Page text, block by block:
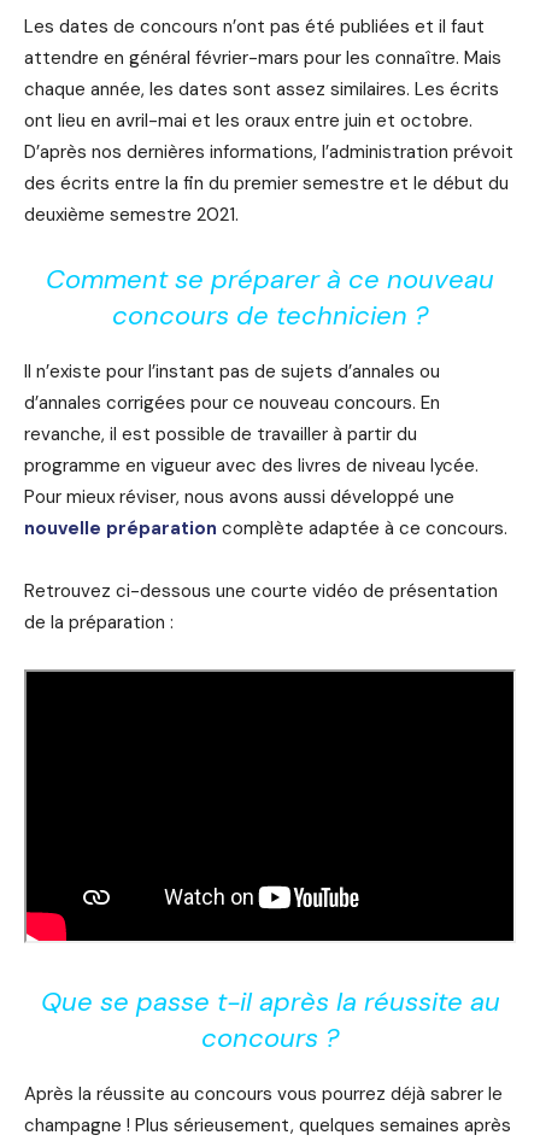
Les dates de concours n’ont pas été publiées et il faut
attendre en général février-mars pour les connaître. Mais
chaque année, les dates sont assez similaires. Les écrits
ont lieu en avril-mai et les oraux entre juin et octobre.
D’après nos dernières informations, l’administration prévoit
des écrits entre la fin du premier semestre et le début du
deuxième semestre 2021.
Comment se préparer à ce nouveau
concours de technicien ?
Il n’existe pour l’instant pas de sujets d’annales ou
d’annales corrigées pour ce nouveau concours. En
revanche, il est possible de travailler à partir du
programme en vigueur avec des livres de niveau lycée.
Pour mieux réviser, nous avons aussi développé une
nouvelle préparation complète adaptée à ce concours.
Retrouvez ci-dessous une courte vidéo de présentation
de la préparation :
Que se passe t-il après la réussite au
concours ?
Après la réussite au concours vous pourrez déjà sabrer le
champagne ! Plus sérieusement, quelques semaines après